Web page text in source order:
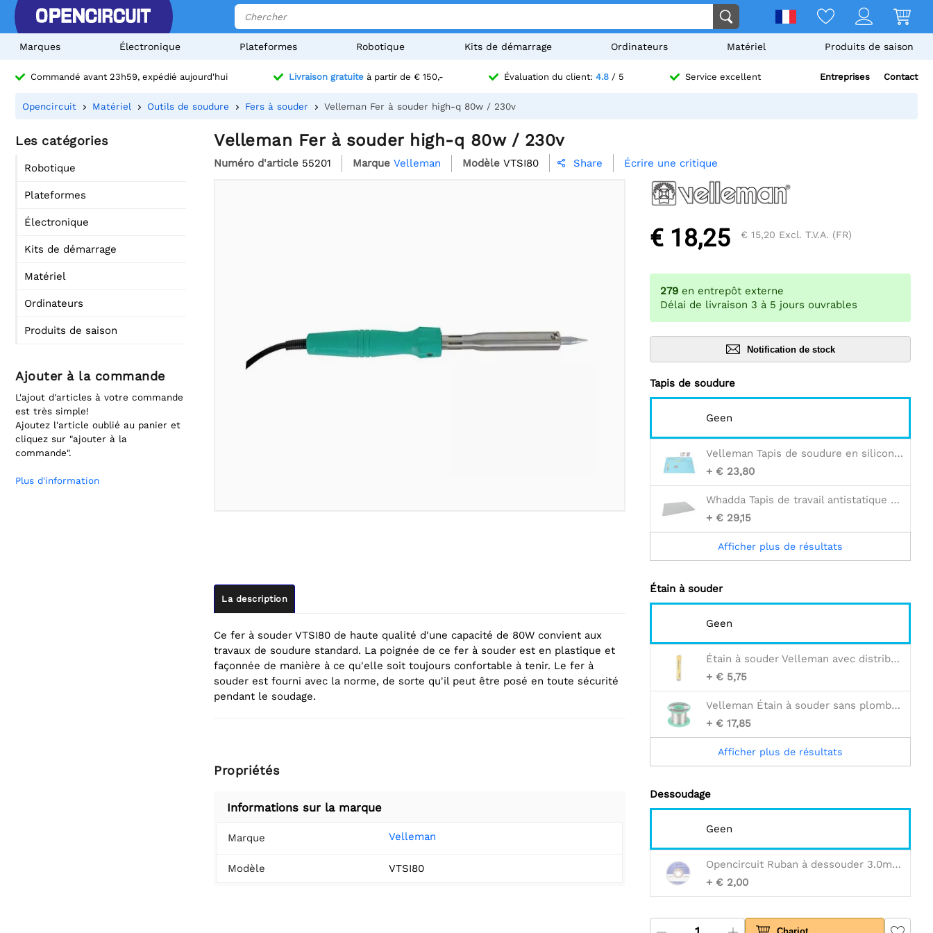
Marques Électronique Plateformes Robotique Kits de démarrage Ordinateurs Matériel Produits de saison
Commandé avant 23h59, expédié aujourd'hui Livraison gratuiteà partir de € 150,- Évaluation du client: 4.8 / 5 Service excellent Entreprises Contact
Opencircuit Matériel Outils de soudure Fers à souder Velleman Fer à souder high-q 80w / 230v
Les catégories
Robotique
Plateformes
Électronique
Kits de démarrage
Matériel
Ordinateurs
Produits de saison
Ajouter à la commande
L'ajout d'articles à votre commande
est très simple!
Ajoutez l'article oublié au panier et
cliquez sur "ajouter à la
commande".
Plus d'information
Velleman Fer à souder high-q 80w / 230v
Numéro d'article 55201 Marque Velleman Modèle VTSI80  Share Écrire une critique
La description
Ce fer à souder VTSI80 de haute qualité d'une capacité de 80W convient aux
travaux de soudure standard. La poignée de ce fer à souder est en plastique et
façonnée de manière à ce qu'elle soit toujours confortable à tenir. Le fer à
souder est fourni avec la norme, de sorte qu'il peut être posé en toute sécurité
pendant le soudage.
Propriétés
Informations sur la marque
Marque Velleman
Modèle VTSI80
€ 18,25 € 15,20 Excl. T.V.A. (FR)
279 en entrepôt externe
Délai de livraison 3 à 5 jours ouvrables
Notification de stock
Tapis de soudure
Geen
Velleman Tapis de soudure en silicone - 550 x 350 mm
+ € 23,80
Whadda Tapis de travail antistatique avec cordon de mise à la terre - 70 x 100 cm
+ € 29,15
Afficher plus de résultats
Étain à souder
Geen
Étain à souder Velleman avec distributeur - 1 mm - Noyau en résine - 17 g
+ € 5,75
Velleman Étain à souder sans plomb - 1 mm - noyau rasin - 100 g
+ € 17,85
Afficher plus de résultats
Dessoudage
Geen
Opencircuit Ruban à dessouder 3.0mm 1.5m
+ € 2,00